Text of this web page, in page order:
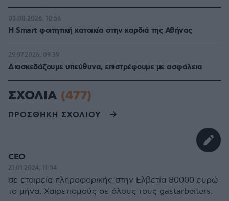
Η Smart φοιτητική κατοικία στην καρδιά της Αθήνας
03.08.2026, 10:56
Διασκεδάζουμε υπεύθυνα, επιστρέφουμε με ασφάλεια
29.07.2026, 09:39
ΣΧΟΛΙΑ (477)
ΠΡΟΣΘΗΚΗ ΣΧΟΛΙΟΥ
CEO
21.01.2024, 11:04
σε εταιρεία πληροφορικής στην Ελβετία 80000 ευρώ
το μήνα. Χαιρετισμούς σε όλους τους gastarbeiters.